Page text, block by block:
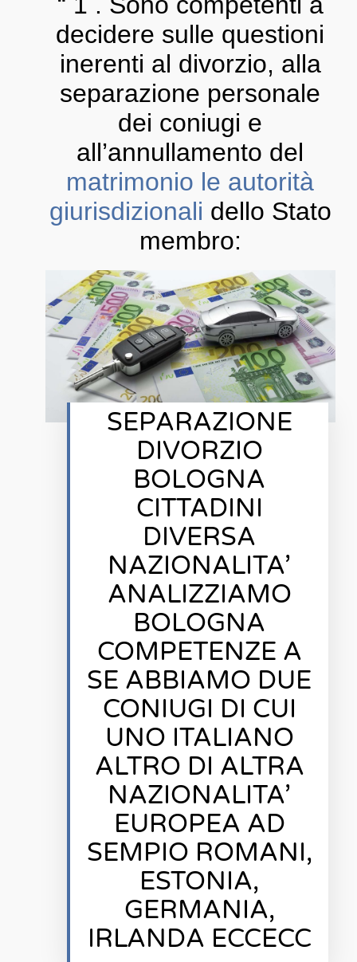
decidere sulle questioni
inerenti al divorzio, alla
separazione personale
dei coniugi e
all’annullamento del
matrimonio le autorità
giurisdizionali dello Stato
membro:
SEPARAZIONE
DIVORZIO
BOLOGNA
CITTADINI
DIVERSA
NAZIONALITA’
ANALIZZIAMO
BOLOGNA
COMPETENZE A
SE ABBIAMO DUE
CONIUGI DI CUI
UNO ITALIANO
ALTRO DI ALTRA
NAZIONALITA’
EUROPEA AD
SEMPIO ROMANI,
ESTONIA,
GERMANIA,
IRLANDA ECCECC